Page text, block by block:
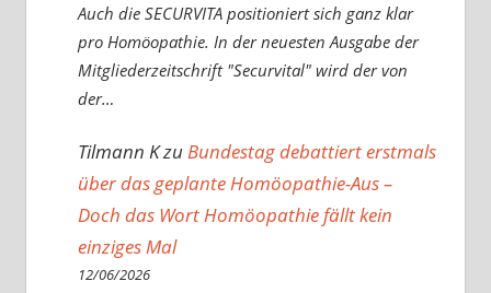
Auch die SECURVITA positioniert sich ganz klar
pro Homöopathie. In der neuesten Ausgabe der
Mitgliederzeitschrift "Securvital" wird der von
der…
Tilmann Kzu Bundestag debattiert erstmals
über das geplante Homöopathie-Aus –
Doch das Wort Homöopathie fällt kein
einziges Mal
12/06/2026